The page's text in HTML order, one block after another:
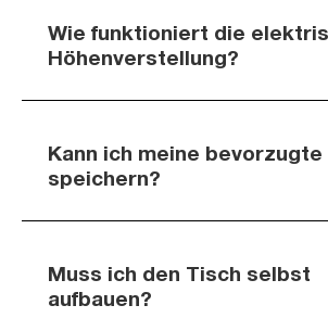
Wie funktioniert die
Höhenverstellung?
Kann ich meine bevorzugte
speichern?
Muss ich den Tisch selbst
aufbauen?